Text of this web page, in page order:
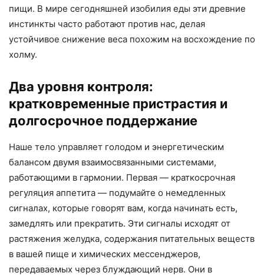
пищи. В мире сегодняшней изобилия еды эти древние
инстинкты часто работают против нас, делая
устойчивое снижение веса похожим на восхождение по
холму.
Два уровня контроля:
кратковременные пристрастия и
долгосрочное поддержание
Наше тело управляет голодом и энергетическим
балансом двумя взаимосвязанными системами,
работающими в гармонии. Первая — краткосрочная
регуляция аппетита — подумайте о немедленных
сигналах, которые говорят вам, когда начинать есть,
замедлять или прекратить. Эти сигналы исходят от
растяжения желудка, содержания питательных веществ
в вашей пище и химических мессенджеров,
передаваемых через блуждающий нерв. Они в